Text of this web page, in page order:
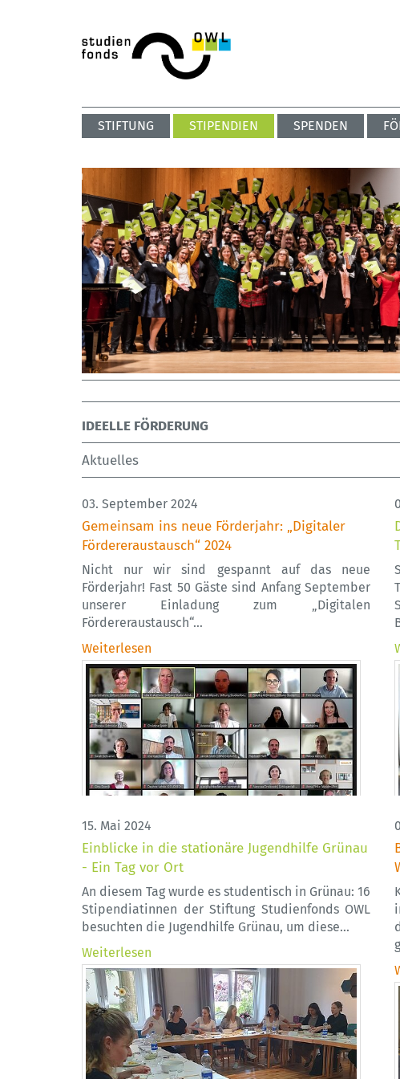
STIFTUNG STIPENDIEN SPENDEN
IDEELLE FÖRDERUNG
Aktuelles
03. September 2024
Gemeinsam ins neue Förderjahr: „Digitaler
Fördereraustausch“ 2024
Nicht nur wir sind gespannt auf das neue
Förderjahr! Fast 50 Gäste sind Anfang September
unserer Einladung zum „Digitalen
Fördereraustausch“…
Weiterlesen
15. Mai 2024
Einblicke in die stationäre Jugendhilfe Grünau
- Ein Tag vor Ort
An diesem Tag wurde es studentisch in Grünau: 16
Stipendiatinnen der Stiftung Studienfonds OWL
besuchten die Jugendhilfe Grünau, um diese…
Weiterlesen